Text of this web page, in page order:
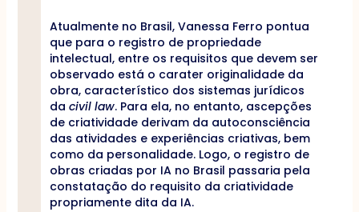
Atualmente no Brasil, Vanessa Ferro pontua
que para o registro de propriedade
intelectual, entre os requisitos que devem ser
observado está o carater originalidade da
obra, característico dos sistemas jurídicos
da civil law. Para ela, no entanto, ascepções
de criatividade derivam da autoconsciência
das atividades e experiências criativas, bem
como da personalidade. Logo, o registro de
obras criadas por IA no Brasil passaria pela
constatação do requisito da criatividade
propriamente dita da IA.